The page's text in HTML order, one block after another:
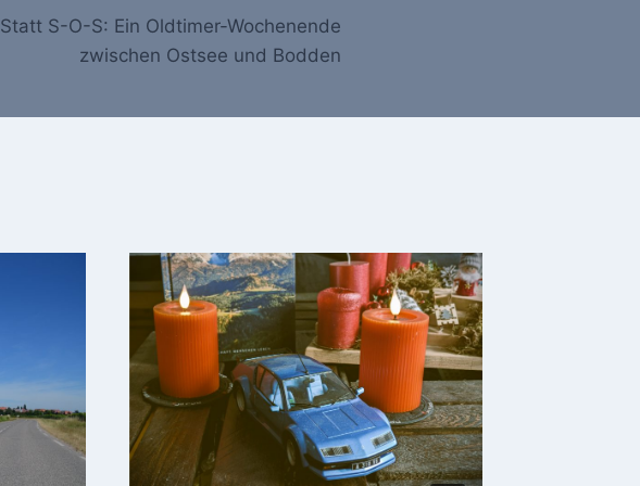
Statt S-O-S: Ein Oldtimer-Wochenende
zwischen Ostsee und Bodden